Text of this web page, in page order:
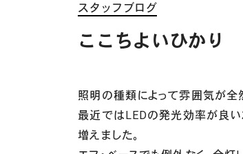
スタッフブログ
ここちよいひかり
照明の種類によって雰囲気が全
最近ではLEDの発光効率が良い
増えました。